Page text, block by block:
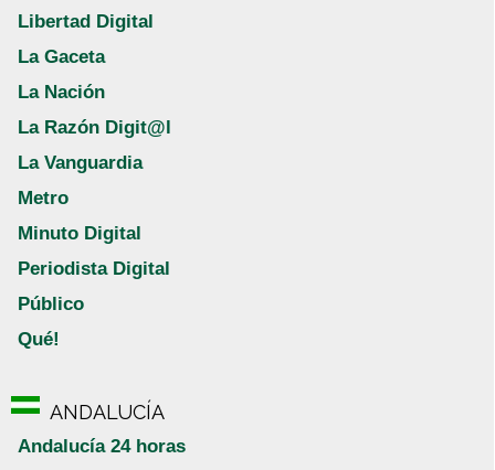
Libertad Digital
La Gaceta
La Nación
La Razón Digit@l
La Vanguardia
Metro
Minuto Digital
Periodista Digital
Público
Qué!
ANDALUCÍA
Andalucía 24 horas